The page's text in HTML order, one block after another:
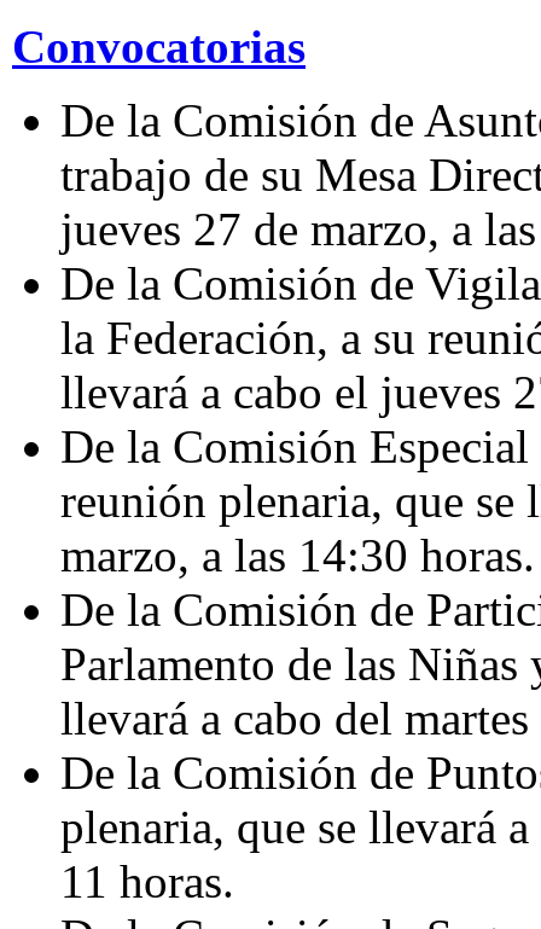
Convocatorias
De la Comisión de
trabajo de su Mesa
jueves 27 de marzo, a
De la Comisión de
la Federación, a su
llevará a cabo el jueves
De la Comisión
reunión plenaria, que se
marzo, a las 14:30 horas.
De la Comisión de
Parlamento de las
llevará a cabo del
De la Comisión de
plenaria, que se llevará
11 horas.